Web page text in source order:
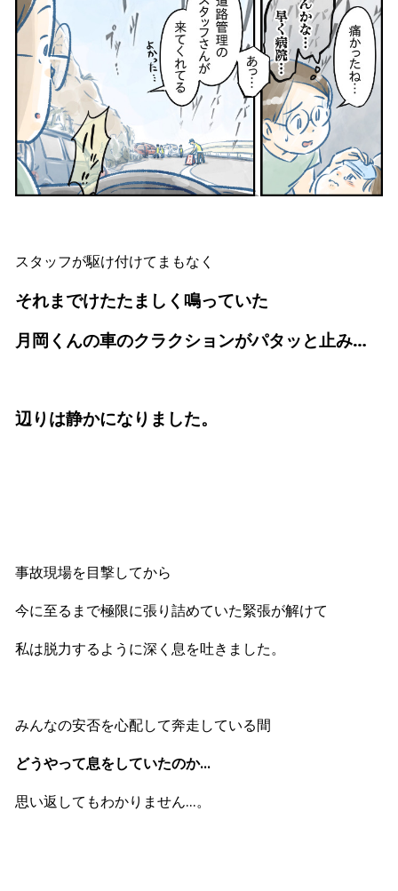
スタッフが駆け付けてまもなく
それまでけたたましく鳴っていた
月岡くんの車のクラクションがパタッと止み…
辺りは静かになりました。
事故現場を目撃してから
今に至るまで極限に張り詰めていた緊張が解けて
私は脱力するように深く息を吐きました。
みんなの安否を心配して奔走している間
どうやって息をしていたのか…
思い返してもわかりません…。